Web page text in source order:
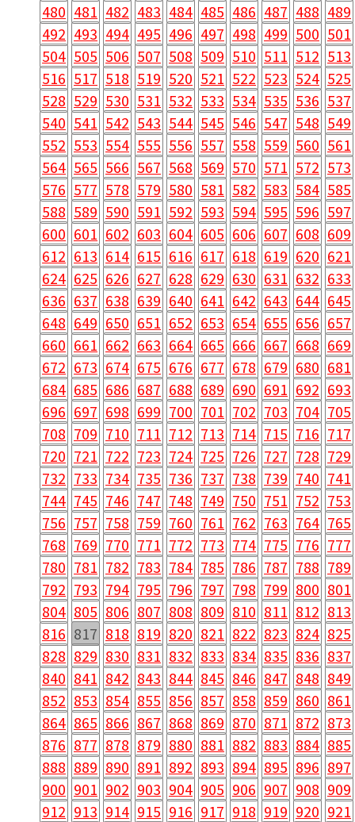
480 481 482 483 484 485 486 487 488 489
492 493 494 495 496 497 498 499 500 501
504 505 506 507 508 509 510 511 512 513
516 517 518 519 520 521 522 523 524 525
528 529 530 531 532 533 534 535 536 537
540 541 542 543 544 545 546 547 548 549
552 553 554 555 556 557 558 559 560 561
564 565 566 567 568 569 570 571 572 573
576 577 578 579 580 581 582 583 584 585
588 589 590 591 592 593 594 595 596 597
600 601 602 603 604 605 606 607 608 609
612 613 614 615 616 617 618 619 620 621
624 625 626 627 628 629 630 631 632 633
636 637 638 639 640 641 642 643 644 645
648 649 650 651 652 653 654 655 656 657
660 661 662 663 664 665 666 667 668 669
672 673 674 675 676 677 678 679 680 681
684 685 686 687 688 689 690 691 692 693
696 697 698 699 700 701 702 703 704 705
708 709 710 711 712 713 714 715 716 717
720 721 722 723 724 725 726 727 728 729
732 733 734 735 736 737 738 739 740 741
744 745 746 747 748 749 750 751 752 753
756 757 758 759 760 761 762 763 764 765
768 769 770 771 772 773 774 775 776 777
780 781 782 783 784 785 786 787 788 789
792 793 794 795 796 797 798 799 800 801
804 805 806 807 808 809 810 811 812 813
816 817 818 819 820 821 822 823 824 825
828 829 830 831 832 833 834 835 836 837
840 841 842 843 844 845 846 847 848 849
852 853 854 855 856 857 858 859 860 861
864 865 866 867 868 869 870 871 872 873
876 877 878 879 880 881 882 883 884 885
888 889 890 891 892 893 894 895 896 897
900 901 902 903 904 905 906 907 908 909
912 913 914 915 916 917 918 919 920 921